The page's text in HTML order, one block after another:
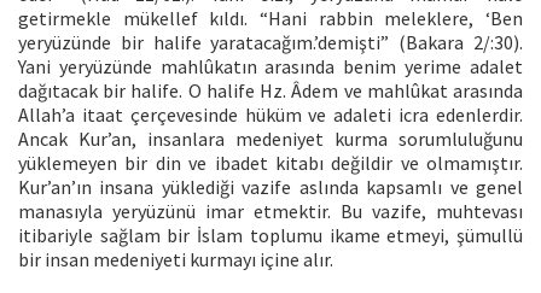
getirmekle mükellef kıldı. “Hani rabbin meleklere, ‘Ben
yeryüzünde bir halife yaratacağım.’demişti” (Bakara 2/:30).
Yani yeryüzünde mahlûkatın arasında benim yerime adalet
dağıtacak bir halife. O halife Hz. Âdem ve mahlûkat arasında
Allah’a itaat çerçevesinde hüküm ve adaleti icra edenlerdir.
Ancak Kur’an, insanlara medeniyet kurma sorumluluğunu
yüklemeyen bir din ve ibadet kitabı değildir ve olmamıştır.
Kur’an’ın insana yüklediği vazife aslında kapsamlı ve genel
manasıyla yeryüzünü imar etmektir. Bu vazife, muhtevası
itibariyle sağlam bir İslam toplumu ikame etmeyi, şümullü
bir insan medeniyeti kurmayı içine alır.